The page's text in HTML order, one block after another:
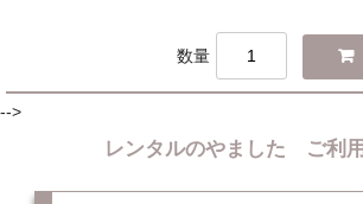
数量
-->
レンタルのやました ご利